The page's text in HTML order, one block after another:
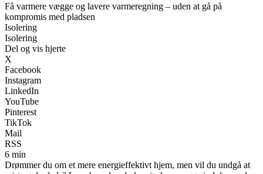
Få varmere vægge og lavere varmeregning – uden at gå på
kompromis med pladsen
Isolering
Isolering
Del og vis hjerte
X
Facebook
Instagram
LinkedIn
YouTube
Pinterest
TikTok
Mail
RSS
6 min
Drømmer du om et mere energieffektivt hjem, men vil du undgå at